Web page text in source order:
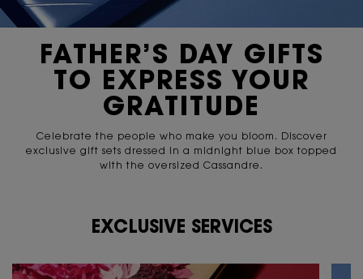
FATHER’S DAY GIFTS
TO EXPRESS YOUR
GRATITUDE
Celebrate the people who make you bloom. Discover
exclusive gift sets dressed in a midnight blue box topped
with the oversized Cassandre.
EXCLUSIVE SERVICES